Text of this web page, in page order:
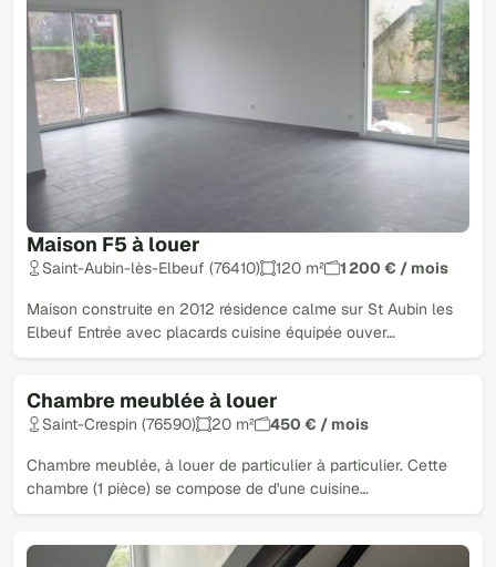
Maison F5 à louer
Saint-Aubin-lès-Elbeuf (76410) 120 m² 1 200 € / mois
Maison construite en 2012 résidence calme sur St Aubin les
Elbeuf Entrée avec placards cuisine équipée ouver…
Chambre meublée à louer
Saint-Crespin (76590) 20 m² 450 € / mois
Chambre meublée, à louer de particulier à particulier. Cette
chambre (1 pièce) se compose de d'une cuisine…